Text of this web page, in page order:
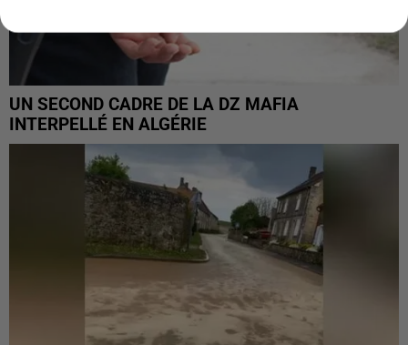
UN SECOND CADRE DE LA DZ MAFIA
INTERPELLÉ EN ALGÉRIE